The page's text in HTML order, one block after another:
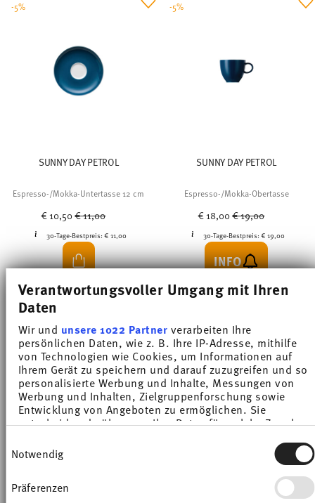
Verantwortungsvoller Umgang mit Ihren
Daten
Wir und unsere 1022 Partnerverarbeiten Ihre
persönlichen Daten, wie z. B. Ihre IP-Adresse, mithilfe
von Technologien wie Cookies, um Informationen auf
Ihrem Gerät zu speichern und darauf zuzugreifen und so
personalisierte Werbung und Inhalte, Messungen von
Werbung und Inhalten, Zielgruppenforschung sowie
Entwicklung von Angeboten zu ermöglichen. Sie
entscheiden darüber, wer Ihre Daten für welche Zwecke
Cookie-Erklärung oder durch Klicken auf das Privacy
Trigger Symbol ändern oder widerrufen
Wenn Sie es erlauben, würden wir auch gerne:
Notwendig
Präferenzen
SUNNY DAY PETROL
Espresso-/Mokka-Untertasse 12 cm
€ 10,50Price reduced from
€ 11,00
30-Tage-Bestpreis: € 11,00
-5%
SUNNY DAY PETROL
Espresso-/Mokka-Obertasse
€ 18,00Price reduced from
€ 19,00
30-Tage-Bestpreis:€ 19,00
INFO
-5%
Du hast Dir 14 von 14 Produkten angesehen
Entdecken Sie den eleganten und beruhigenden
Farbton Petrol der Thomas Sunny Day-Kollektion. Ist